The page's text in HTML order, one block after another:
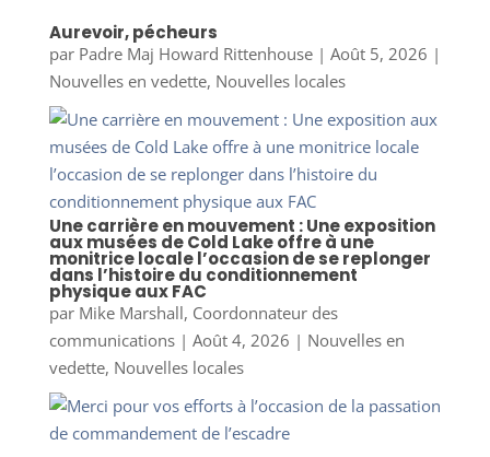
Aurevoir, pécheurs
par Padre Maj Howard Rittenhouse| Août 5, 2026 |
Nouvelles en vedette, Nouvelles locales
Une carrière en mouvement : Une exposition
aux musées de Cold Lake offre à une
monitrice locale l’occasion de se replonger
dans l’histoire du conditionnement
physique aux FAC
par Mike Marshall, Coordonnateur des
communications| Août 4, 2026 | Nouvelles en
vedette, Nouvelles locales